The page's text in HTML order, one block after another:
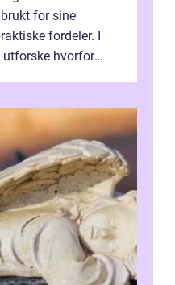
for sine
fordeler. I
utforske hvorfor